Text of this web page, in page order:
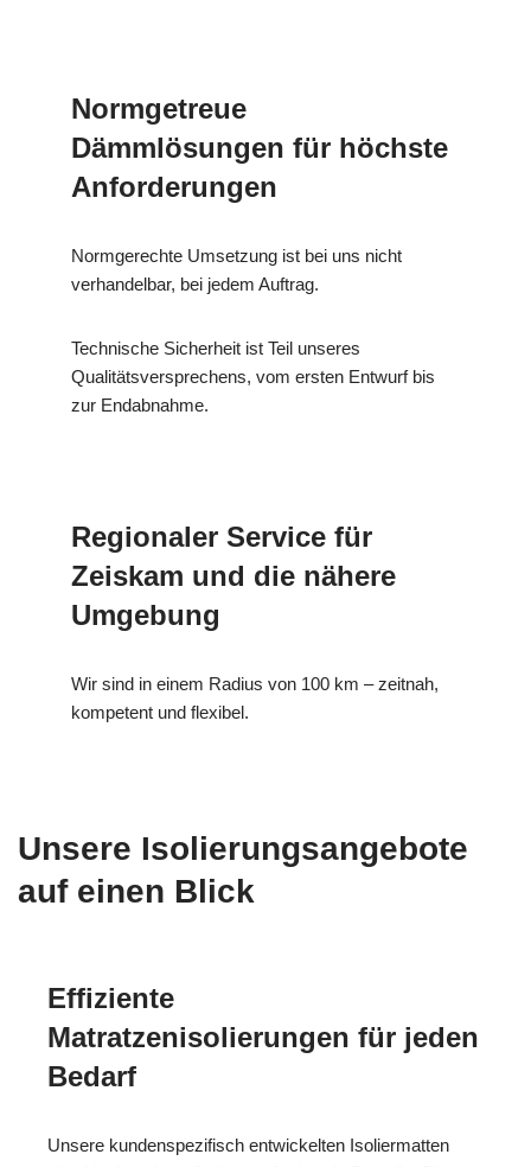
Normgetreue
Dämmlösungen für höchste
Anforderungen
Normgerechte Umsetzung ist bei uns nicht
verhandelbar, bei jedem Auftrag.
Technische Sicherheit ist Teil unseres
Qualitätsversprechens, vom ersten Entwurf bis
zur Endabnahme.
Regionaler Service für
Zeiskam und die nähere
Umgebung
Wir sind in einem Radius von 100 km – zeitnah,
kompetent und flexibel.
Unsere Isolierungsangebote
auf einen Blick
Effiziente
Matratzenisolierungen für jeden
Bedarf
Unsere kundenspezifisch entwickelten Isoliermatten